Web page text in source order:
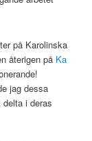
på Karolinska
återigen på Ka
jag dessa
i deras